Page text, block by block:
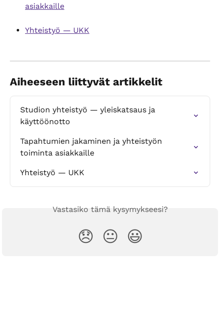
asiakkaille
Yhteistyö — UKK
Aiheeseen liittyvät artikkelit
Studion yhteistyö — yleiskatsaus ja
käyttöönotto
Tapahtumien jakaminen ja yhteistyön
toiminta asiakkaille
Yhteistyö — UKK
Vastasiko tämä kysymykseesi?
😞 😐 😃